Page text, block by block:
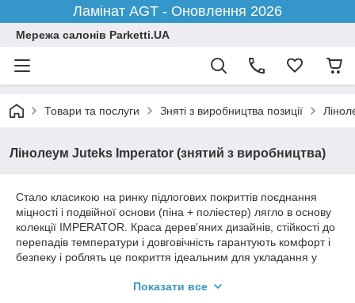
Ламінат AGT - Оновлення 2026
Мережа салонів Parketti.UA
Товари та послуги Зняті з виробництва позиції
Лінолеум Juteks Imperator (знятий з виробництва)
Стало класикою на ринку підлогових покриттів поєднання
міцності і подвійної основи (піна + поліестер) лягло в основу
колекції IMPERATOR. Краса дерев'яних дизайнів, стійкості до
перепадів температури і довговічність гарантують комфорт і
безпеку і роблять це покриття ідеальним для укладання у
приємно пройтися босоніж, але йому не страшні і шпильки
Показати все